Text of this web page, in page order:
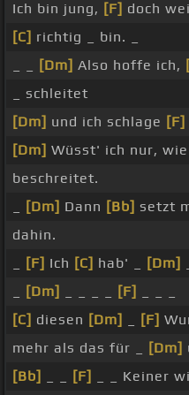
Ich bin jung, [F] doch
[C] richtig _ bin. _
[Dm] Also hoffe ich,
_ schleitet
[Dm] und ich schlage [F]
[Dm] Wüsst' ich nur, wie
beschreitet.
[Dm] Dann [Bb] setzt
dahin.
[F] Ich [C] hab' _ [Dm]
[Dm] [F]
[C] diesen [Dm] [F]
mehr als das für _
[Dm]
[Bb]
[F] _ _ Keiner